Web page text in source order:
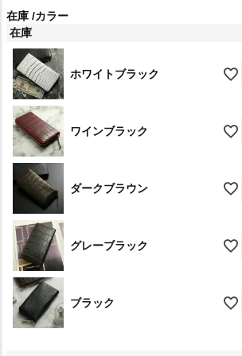
在庫 カラー
在庫
ホワイトブラック
ワインブラック
ダークブラウン
グレーブラック
ブラック